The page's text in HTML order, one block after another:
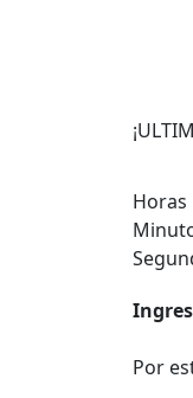
Horas
Por